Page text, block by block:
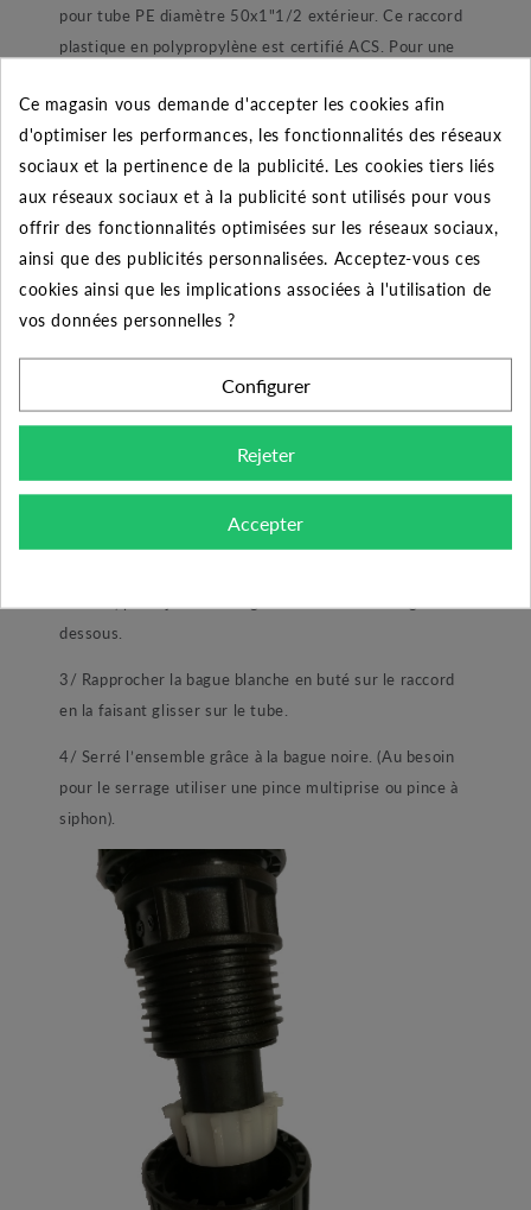
pour tube PE diamètre 50x1"1/2 extérieur. Ce raccord
plastique en polypropylène est certifié ACS. Pour une
parfaitement à une installation de pompage ou encore
d’arrosage automatique enterré. Dans sa conception le
raccord est composé d’un joint torique lubrifié pour une
étanchéité parfaite. Ensuite nous retrouvons une bague
de blocage de joint afin de ne pas le perdre lors du
montage et démontage du raccord. Une bague de
blocage en POM blanc permettant de maintenir le tube.
Et enfin une bague de serrage ergonomique qui à pour
but de refermer et maintenir l’ensemble.
Pour bien monter ce raccord voici une procédure
simple,
1/ démonté la bague noire du raccord.
dessous.
3/ Rapprocher la bague blanche en buté sur le raccord
en la faisant glisser sur le tube.
4/ Serré l’ensemble grâce à la bague noire. (Au besoin
pour le serrage utiliser une pince multiprise ou pince à
siphon).
Ce magasin vous demande d'accepter les cookies afin
d'optimiser les performances, les fonctionnalités des réseaux
sociaux et la pertinence de la publicité. Les cookies tiers liés
aux réseaux sociaux et à la publicité sont utilisés pour vous
offrir des fonctionnalités optimisées sur les réseaux sociaux,
ainsi que des publicités personnalisées. Acceptez-vous ces
cookies ainsi que les implications associées à l'utilisation de
vos données personnelles ?
Configurer
Rejeter
Accepter